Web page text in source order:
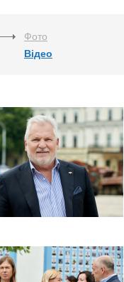
Фото
Відео